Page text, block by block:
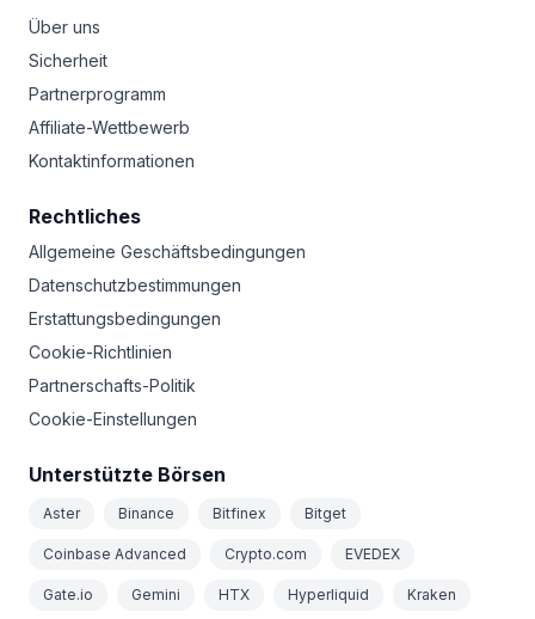
Über uns
Sicherheit
Partnerprogramm
Affiliate-Wettbewerb
Kontaktinformationen
Rechtliches
Allgemeine Geschäftsbedingungen
Datenschutzbestimmungen
Erstattungsbedingungen
Cookie-Richtlinien
Partnerschafts-Politik
Cookie-Einstellungen
Unterstützte Börsen
Aster Binance Bitfinex Bitget
Coinbase Advanced Crypto.com EVEDEX
Gate.io Gemini HTX Hyperliquid Kraken